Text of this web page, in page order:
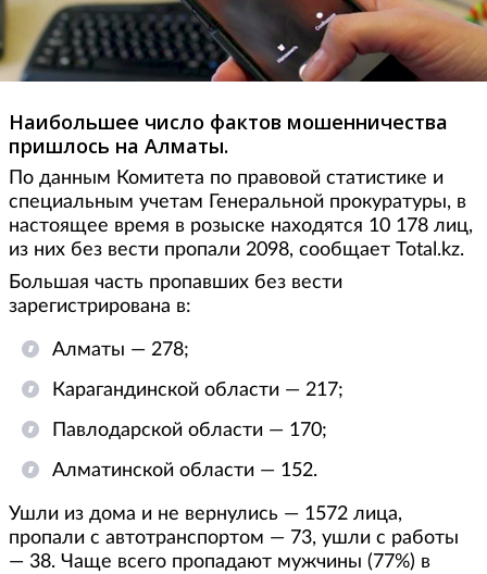
Наибольшее число фактов мошенничества
пришлось на Алматы.
По данным Комитета по правовой статистике и
специальным учетам Генеральной прокуратуры, в
настоящее время в розыске находятся 10 178 лиц,
из них без вести пропали 2098, сообщает Total.kz.
Большая часть пропавших без вести
зарегистрирована в:
Алматы — 278;
Карагандинской области — 217;
Павлодарской области — 170;
Алматинской области — 152.
Ушли из дома и не вернулись — 1572 лица,
пропали с автотранспортом — 73, ушли с работы
— 38. Чаще всего пропадают мужчины (77%) в